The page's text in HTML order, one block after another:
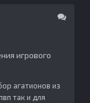
игрового
агатионов из
так и для